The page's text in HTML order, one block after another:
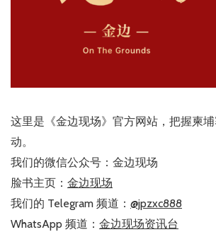
这里是《金边现场》官方网站，把握柬
动。
我们的微信公众号：金边现场
脸书主页： 金边现场
我们的 Telegram 频道： @jpzxc888
WhatsApp 频道： 金边现场资讯台